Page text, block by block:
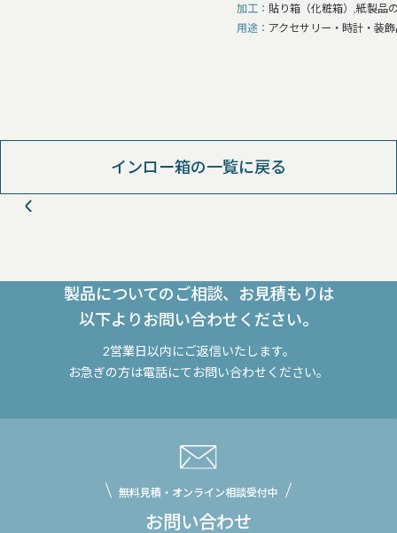
加工
貼り箱（化粧箱）,紙製品
用途
アクセサリー・時計・装
インロー箱の一覧に戻る
製品についてのご相談、お見積もりは
以下よりお問い合わせください。
2営業日以内にご返信いたします。
お急ぎの方は電話にてお問い合わせください。
無料見積・オンライン相談受付中
お問い合わせ